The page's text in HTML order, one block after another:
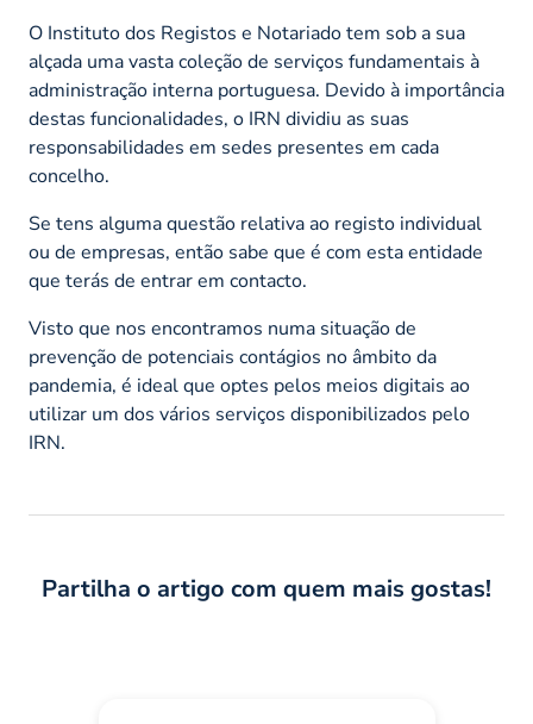
O Instituto dos Registos e Notariado tem sob a sua
alçada uma vasta coleção de serviços fundamentais à
administração interna portuguesa. Devido à importância
destas funcionalidades, o IRN dividiu as suas
responsabilidades em sedes presentes em cada
concelho.
Se tens alguma questão relativa ao registo individual
ou de empresas, então sabe que é com esta entidade
que terás de entrar em contacto.
Visto que nos encontramos numa situação de
prevenção de potenciais contágios no âmbito da
pandemia, é ideal que optes pelos meios digitais ao
utilizar um dos vários serviços disponibilizados pelo
IRN.
Partilha o artigo com quem mais gostas!